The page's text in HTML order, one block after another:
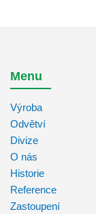
Menu
Výroba
Odvětví
Divize
O nás
Historie
Reference
Zastoupení